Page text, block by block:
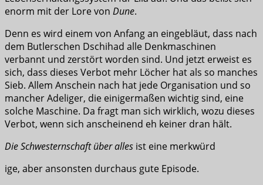
enorm mit der Lore von Dune.
Denn es wird einem von Anfang an eingebläut, dass nach
dem Butlerschen Dschihad alle Denkmaschinen
verbannt und zerstört worden sind. Und jetzt erweist es
sich, dass dieses Verbot mehr Löcher hat als so manches
Sieb. Allem Anschein nach hat jede Organisation und so
mancher Adeliger, die einigermaßen wichtig sind, eine
solche Maschine. Da fragt man sich wirklich, wozu dieses
Verbot, wenn sich anscheinend eh keiner dran hält.
Die Schwesternschaft über alles ist eine merkwürd
ige, aber ansonsten durchaus gute Episode.